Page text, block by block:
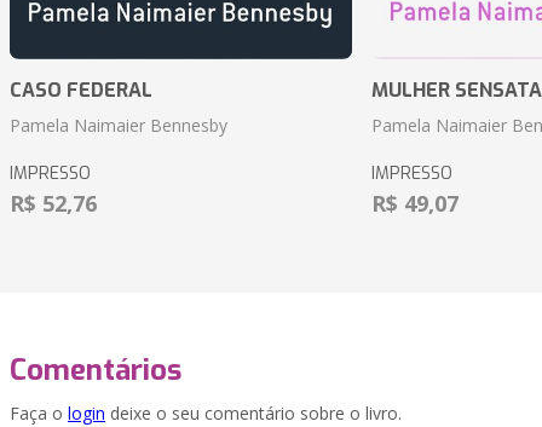
CASO FEDERAL
Pamela Naimaier Bennesby
IMPRESSO
R$ 52,76
MULHER SENSATA
Pamela Naimaier
IMPRESSO
R$ 49,07
Comentários
Faça o login deixe o seu comentário sobre o livro.